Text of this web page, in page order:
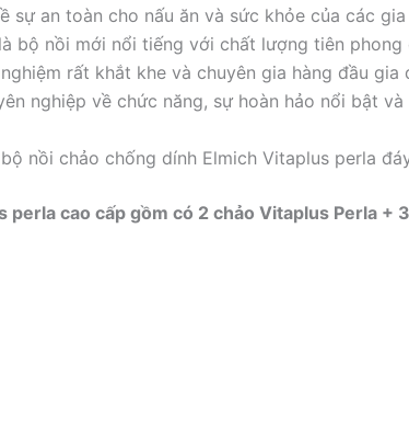
sự an toàn cho nấu ăn và sức khỏe của các
là bộ nồi mới nổi tiếng với chất lượng tiên
rất khắt khe và chuyên gia hàng đầu gia
nghiệp về chức năng, sự hoàn hảo nổi bật
nồi chảo chống dính Elmich Vitaplus perla
perla cao cấp gồm có 2 chảo Vitaplus Perla +